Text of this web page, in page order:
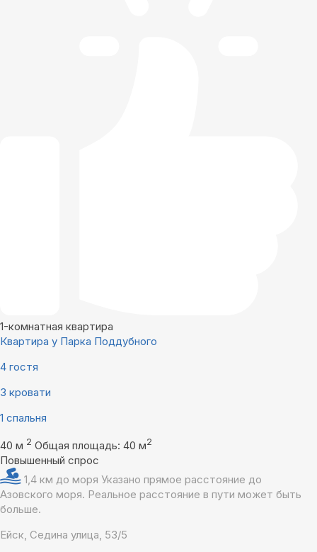
1-комнатная квартира
Квартира у Парка Поддубного
4 гостя
3 кровати
1 спальня
40 м 2 Общая площадь: 40 м2
Повышенный спрос
1,4 км до моря Указано прямое расстояние до
Азовского моря. Реальное расстояние в пути может быть
больше.
Ейск, Седина улица, 53/5